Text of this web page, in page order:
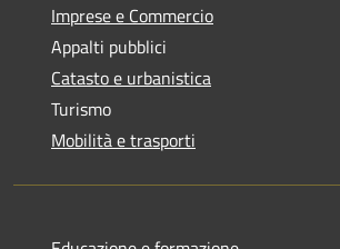
Imprese e Commercio
Appalti pubblici
Catasto e urbanistica
Turismo
Mobilità e trasporti